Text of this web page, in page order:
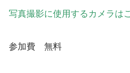
写真撮影に使用するカメラは
参加費 無料